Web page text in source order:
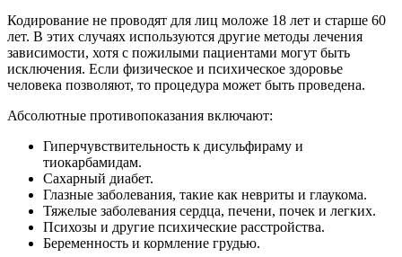
Кодирование не проводят для лиц моложе 18 лет и старше 60
лет. В этих случаях используются другие методы лечения
зависимости, хотя с пожилыми пациентами могут быть
исключения. Если физическое и психическое здоровье
человека позволяют, то процедура может быть проведена.
Абсолютные противопоказания включают:
Гиперчувствительность к дисульфираму и
тиокарбамидам.
Сахарный диабет.
Глазные заболевания, такие как невриты и глаукома.
Тяжелые заболевания сердца, печени, почек и легких.
Психозы и другие психические расстройства.
Беременность и кормление грудью.